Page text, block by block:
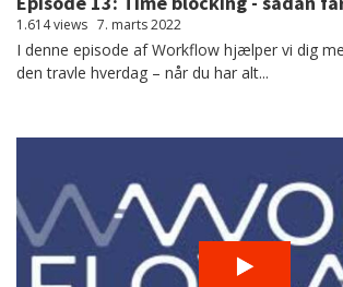
1.614 views 7. marts 2022
I denne episode af Workflow hjælper vi dig
den travle hverdag – når du har alt...